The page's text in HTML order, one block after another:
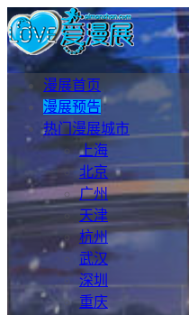
漫展首页
漫展预告
热门漫展城市
上海
北京
广州
天津
杭州
武汉
深圳
重庆